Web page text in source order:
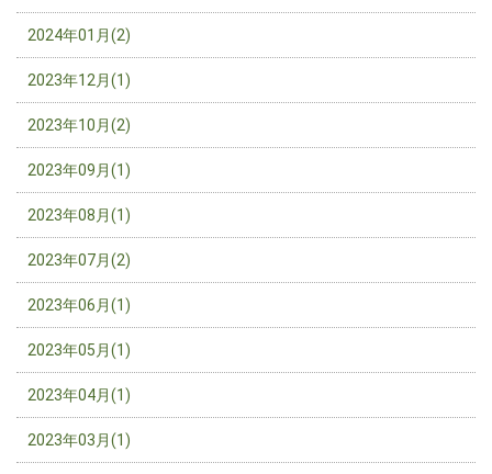
2024年01月(2)
2023年12月(1)
2023年10月(2)
2023年09月(1)
2023年08月(1)
2023年07月(2)
2023年06月(1)
2023年05月(1)
2023年04月(1)
2023年03月(1)